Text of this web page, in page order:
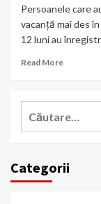
Persoanele care
vacanță mai des
12 luni au
Read More
Categorii